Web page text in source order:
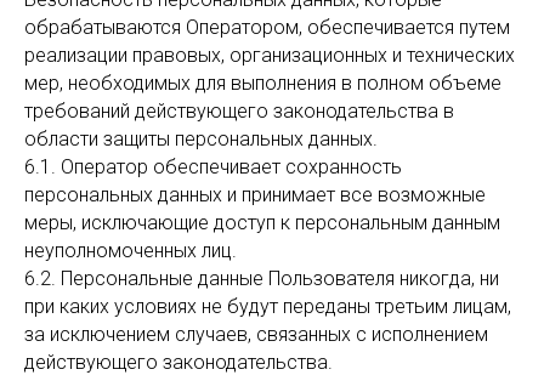
обрабатываются Оператором, обеспечивается путем
реализации правовых, организационных и технических
мер, необходимых для выполнения в полном объеме
требований действующего законодательства в
области защиты персональных данных.
6.1. Оператор обеспечивает сохранность
персональных данных и принимает все возможные
меры, исключающие доступ к персональным данным
неуполномоченных лиц.
6.2. Персональные данные Пользователя никогда, ни
при каких условиях не будут переданы третьим лицам,
за исключением случаев, связанных с исполнением
действующего законодательства.